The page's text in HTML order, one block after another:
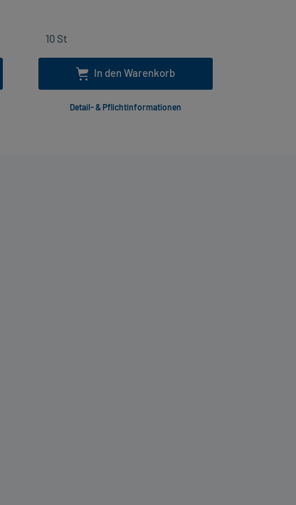
In den Warenkorb
Detail- & Pflichtinformationen